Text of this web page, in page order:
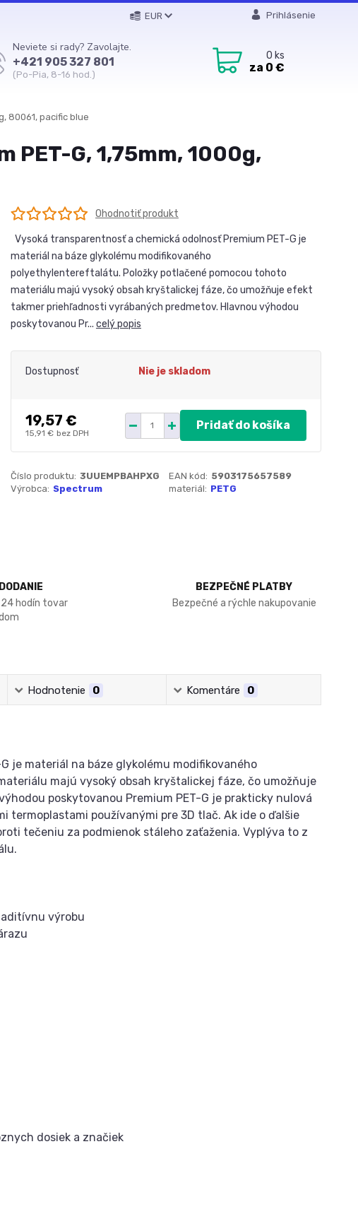
EUR Prihlásenie
Neviete si rady? Zavolajte.
+421 905 327 801
(Po-Pia, 8-16 hod.)
0 ks
za 0 €
80061, pacific blue
PET-G, 1,75mm, 1000g,
Ohodnotiť produkt
Vysoká transparentnosť a chemická odolnosť Premium PET-G je
materiál na báze glykolému modifikovaného
polyethylentereftalátu. Položky potlačené pomocou tohoto
materiálu majú vysoký obsah kryštalickej fáze, čo umožňuje efekt
takmer priehľadnosti vyrábaných predmetov. Hlavnou výhodou
poskytovanou Pr... celý popis
Dostupnosť Nie je skladom
19,57 €
15,91 € bez DPH
Pridať do košíka
Číslo produktu: 3UUEMPBAHPXG EAN kód: 5903175657589
Výrobca: Spectrum materiál: PETG
24 hodín tovar
BEZPEČNÉ PLATBY
Bezpečné a rýchle nakupovanie
Hodnotenie 0 Komentáre 0
je materiál na báze glykolému modifikovaného
majú vysoký obsah kryštalickej fáze, čo umožňuje
poskytovanou Premium PET-G je prakticky nulová
termoplastami používanými pre 3D tlač. Ak ide o ďalšie
tečeniu za podmienok stáleho zaťaženia. Vyplýva to z
výrobu
dosiek a značiek